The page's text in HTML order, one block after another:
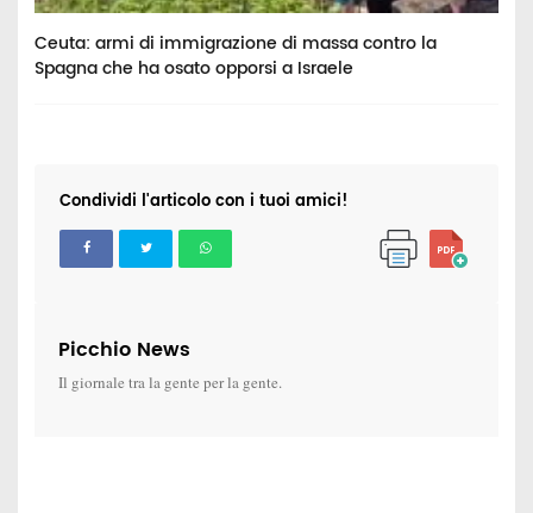
Ceuta: armi di immigrazione di massa contro la
Spagna che ha osato opporsi a Israele
Condividi l'articolo con i tuoi amici!
Picchio News
Il giornale tra la gente per la gente.